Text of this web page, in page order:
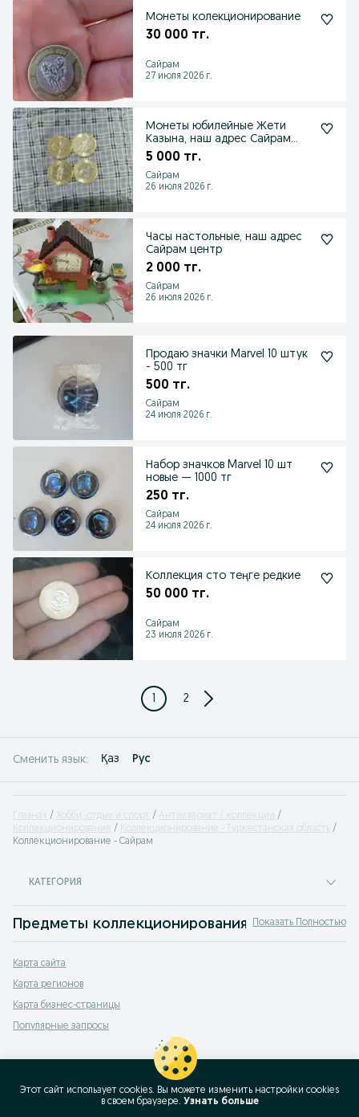
Монеты колекционирование
30 000 тг.
Сайрам
27 июля 2026 г.
Монеты юбилейные Жети
Казына, наш адрес Сайрам
цен
5 000 тг.
Сайрам
26 июля 2026 г.
Часы настольные, наш адрес
Сайрам центр
2 000 тг.
Сайрам
26 июля 2026 г.
Продаю значки Marvel 10 штук
- 500 тг
500 тг.
Сайрам
24 июля 2026 г.
Набор значков Marvel 10 шт
новые — 1000 тг
250 тг.
Сайрам
24 июля 2026 г.
Коллекция сто теңге редкие
50 000 тг.
Сайрам
23 июля 2026 г.
1 2
Сменить язык: Қаз Рус
Главная Хобби, отдых и спорт
Антиквариат / коллекции
Коллекционирование
Коллекционирование - Туркестанская область
Коллекционирование - Сайрам
КАТЕГОРИЯ
Предметы коллекционирования Сайрам
Показать Полностью
Карта сайта
Карта регионов
Карта бизнес-страницы
Популярные запросы
Этот сайт использует cookies. Вы можете изменить настройки cookies
в своeм браузере. Узнать больше